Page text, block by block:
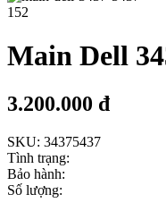
152
Main Dell
3.200.000 đ
SKU: 34375437
Tình trạng:
Bảo hành:
Số lượng: